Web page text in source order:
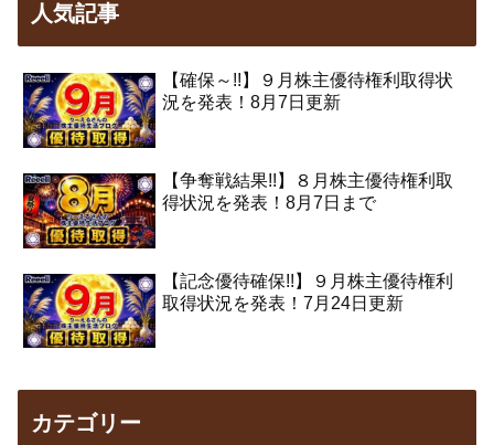
人気記事
【確保～!!】９月株主優待権利取得状
況を発表！8月7日更新
【争奪戦結果!!】８月株主優待権利取
得状況を発表！8月7日まで
【記念優待確保!!】９月株主優待権利
取得状況を発表！7月24日更新
カテゴリー